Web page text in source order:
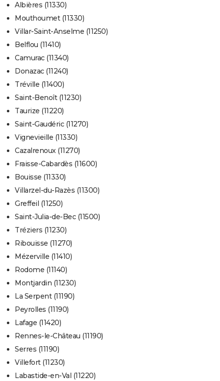
Albières (11330)
Mouthoumet (11330)
Villar-Saint-Anselme (11250)
Belflou (11410)
Camurac (11340)
Donazac (11240)
Tréville (11400)
Saint-Benoît (11230)
Taurize (11220)
Saint-Gaudéric (11270)
Vignevieille (11330)
Cazalrenoux (11270)
Fraisse-Cabardès (11600)
Bouisse (11330)
Villarzel-du-Razès (11300)
Greffeil (11250)
Saint-Julia-de-Bec (11500)
Tréziers (11230)
Ribouisse (11270)
Mézerville (11410)
Rodome (11140)
Montjardin (11230)
La Serpent (11190)
Peyrolles (11190)
Lafage (11420)
Rennes-le-Château (11190)
Serres (11190)
Villefort (11230)
Labastide-en-Val (11220)